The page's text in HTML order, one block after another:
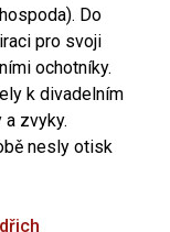
Do
pro svoji
ochotníky.
k divadelním
a zvyky.
nesly otisk